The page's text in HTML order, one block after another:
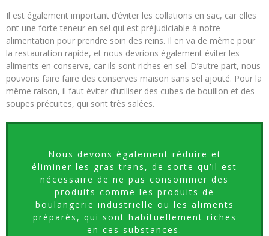
Il est également important d’éviter les collations en sac, car elles
ont une forte teneur en sel qui est préjudiciable à notre
alimentation pour prendre soin des reins. Il en va de même pour
la restauration rapide, et nous devrions également éviter les
aliments en conserve, car ils sont riches en sel. D’autre part, nous
pouvons faire faire des conserves maison sans sel ajouté. Pour la
même raison, il faut éviter d’utiliser des cubes de bouillon et des
soupes précuites, qui sont très salées.
Nous devons également réduire et
éliminer les gras trans, de sorte qu’il est
nécessaire de ne pas consommer des
produits comme les produits de
boulangerie industrielle ou les aliments
préparés, qui sont habituellement riches
en ces substances.